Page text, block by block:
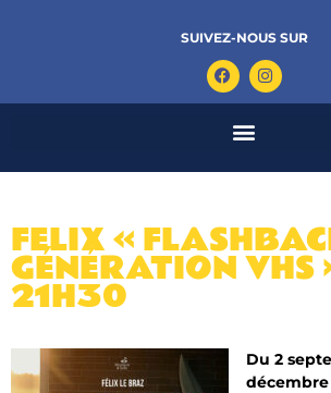
SUIVEZ-NOUS SUR
FELIX «
GÉNÉRATION VHS
21H30
Du 2
décembre